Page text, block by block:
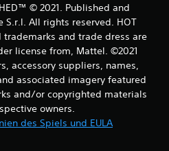
n
a
u
s
2
© 2021. Published and
S.r.l. All rights reserved. HOT
trademarks and trade dress are
license from, Mattel. ©2021
accessory suppliers, names,
associated imagery featured
and/or copyrighted materials
owners.
des Spiels und EULA